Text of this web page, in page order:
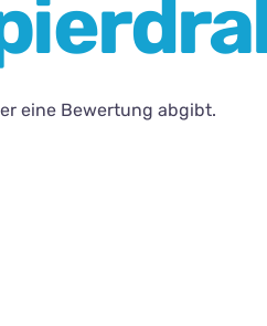
eine Bewertung abgibt.